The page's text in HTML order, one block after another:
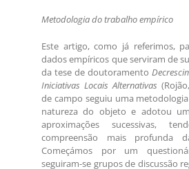
Metodologia do trabalho empírico
Este artigo, como já referimos,
dados empíricos que serviram de
da tese de doutoramento
Iniciativas Locais Alternativas
de campo seguiu uma
natureza do objeto e adotou
aproximações sucessivas,
compreensão mais profunda
Começámos por um
seguiram-se grupos de discussão